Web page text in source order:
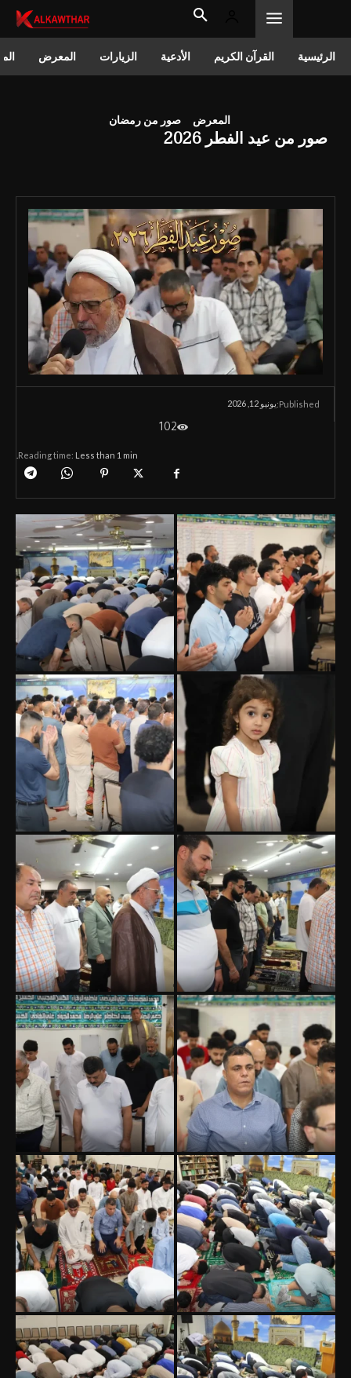
الرئيسية القرآن الكريم الأدعية الزيارات المعرض
صور من عيد الفطر 2026
المعرض صور من رمضان
Published: يونيو 12, 2026
102
Reading time: Less than 1 min.